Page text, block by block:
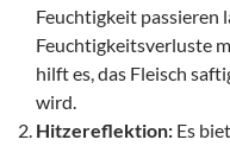
Feuchtigkeit passieren
Feuchtigkeitsverluste
hilft es, das Fleisch
wird.
Hitzereflektion: Es